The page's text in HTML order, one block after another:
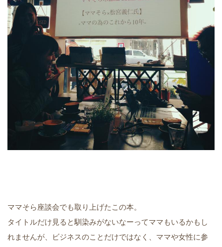
ママそら座談会でも取り上げたこの本。
タイトルだけ見ると馴染みがないなーってママもいるかもし
れませんが、ビジネスのことだけではなく、ママや女性に参